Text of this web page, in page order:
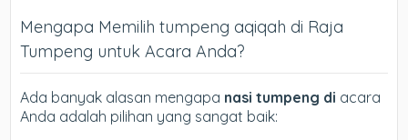
Mengapa Memilih tumpeng aqiqah di Raja
Tumpeng untuk Acara Anda?
Ada banyak alasan mengapa nasi tumpeng di acara
Anda adalah pilihan yang sangat baik: